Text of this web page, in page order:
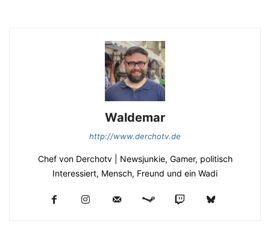
Waldemar
http://www.derchotv.de
Chef von Derchotv | Newsjunkie, Gamer, politisch
Interessiert, Mensch, Freund und ein Wadi